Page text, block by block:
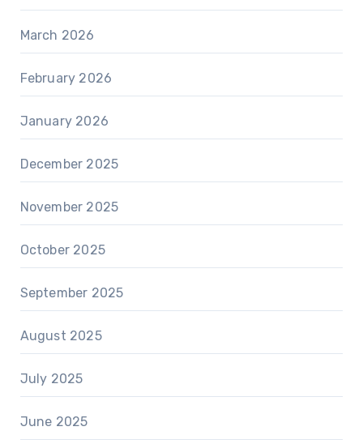
March 2026
February 2026
January 2026
December 2025
November 2025
October 2025
September 2025
August 2025
July 2025
June 2025